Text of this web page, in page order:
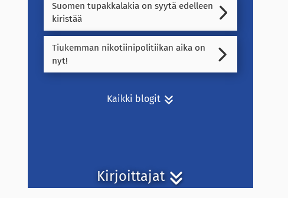
Suomen tupakkalakia on syytä edelleen
kiristää
Tiukemman nikotiinipolitiikan aika on
nyt!
Kaikki blogit
Kirjoittajat